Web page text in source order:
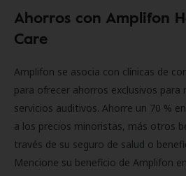
Ahorros con Amplifon
Care
Amplifon se asocia con clínicas de
para ofrecer ahorros exclusivos
servicios auditivos. Ahorre un 70 %
a los precios minoristas, más otros
través de su seguro de salud o
Mencione su beneficio de Amplifon